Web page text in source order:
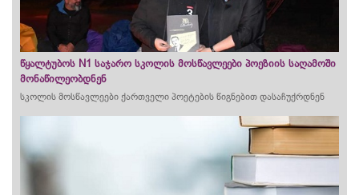
წყალტუბოს N1 საჯარო სკოლის მოსწავლეები პოეზიის საღამოში
მონაწილეობდნენ
სკოლის მოსწავლეები ქართველი პოეტების წიგნებით დასაჩუქრდნენ